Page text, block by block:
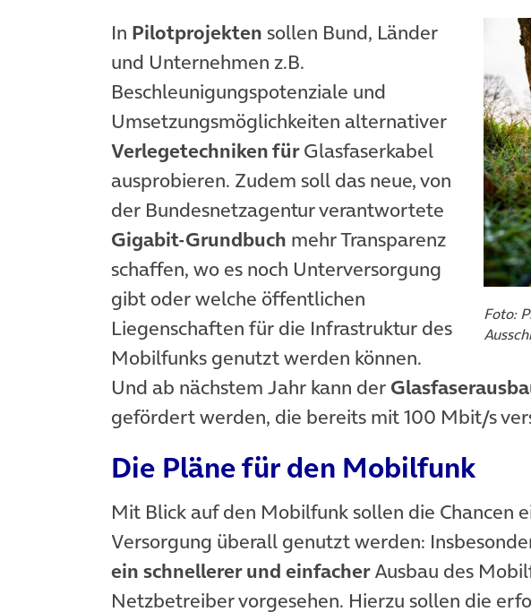
Foto:
In Pilotprojekten sollen Bund, Länder
und Unternehmen z.B.
Beschleunigungspotenziale und
Umsetzungsmöglichkeiten alternativer
Verlegetechniken fürGlasfaserkabel
ausprobieren. Zudem soll das neue, von
der Bundesnetzagentur verantwortete
Gigabit-Grundbuch mehr Transparenz
schaffen, wo es noch Unterversorgung
gibt oder welche öffentlichen
Liegenschaften für die Infrastruktur des
Mobilfunks genutzt werden können.
Und ab nächstem Jahr kann der
gefördert werden, die bereits mit 100 Mbit/s
Die Pläne für den Mobilfunk
Mit Blick auf den Mobilfunk sollen die Chancen
Versorgung überall genutzt werden:
ein schnellerer und einfacherAusbau des
Netzbetreiber vorgesehen. Hierzu sollen die